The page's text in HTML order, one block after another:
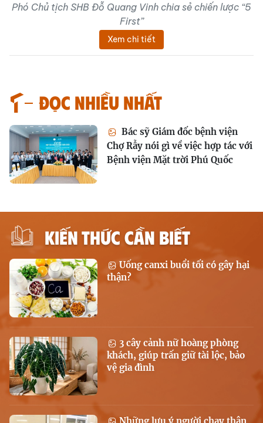
Phó Chủ tịch SHB Đỗ Quang Vinh chia sẻ chiến lược “5
First”
Xem chi tiết
Đọc nhiều nhất
Bác sỹ Giám đốc bệnh viện
Chợ Rẫy nói gì về việc hợp tác với
Bệnh viện Mặt trời Phú Quốc
KIẾN THỨC CẦN BIẾT
Uống canxi buổi tối có gây hại
thận?
3 cây cảnh nữ hoàng phòng
khách, giúp trấn giữ tài lộc, bảo
vệ gia đình
Những lưu ý người chạy thận